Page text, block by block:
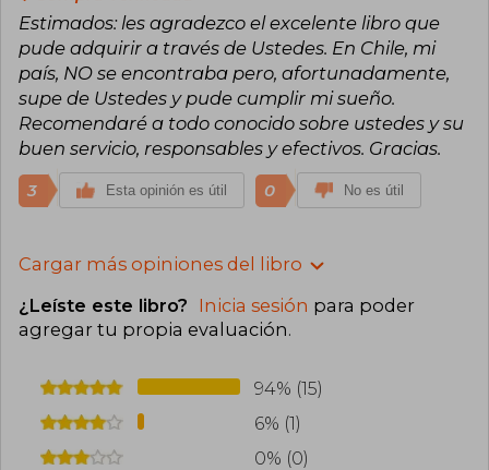
Estimados: les agradezco el excelente libro que
pude adquirir a través de Ustedes. En Chile, mi
país, NO se encontraba pero, afortunadamente,
supe de Ustedes y pude cumplir mi sueño.
Recomendaré a todo conocido sobre ustedes y su
buen servicio, responsables y efectivos. Gracias.
3 Esta opinión es útil 0 No es útil
Cargar más opiniones del libro
¿Leíste este libro? Inicia sesión para poder
agregar tu propia evaluación.
94% (15)
6% (1)
0% (0)